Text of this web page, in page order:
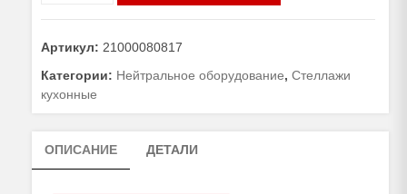
Стеллаж
5
нерж.
Артикул: 21000080817
Категории: Нейтральное оборудование, Стеллажи
кухонные
ОПИСАНИЕ ДЕТАЛИ